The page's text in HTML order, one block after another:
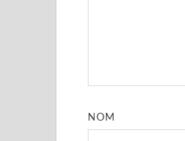
NOM